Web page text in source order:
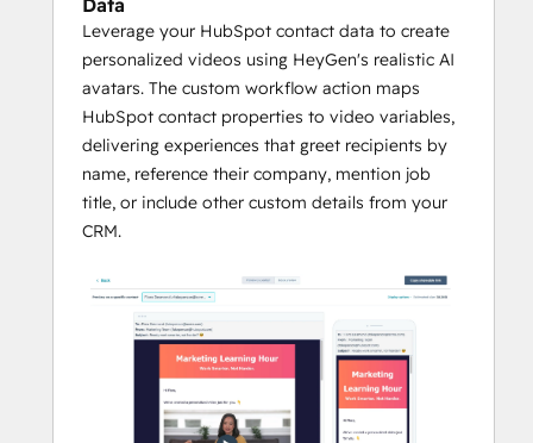
Data
Leverage your HubSpot contact data to create
personalized videos using HeyGen's realistic AI
avatars. The custom workflow action maps
HubSpot contact properties to video variables,
delivering experiences that greet recipients by
name, reference their company, mention job
title, or include other custom details from your
CRM.